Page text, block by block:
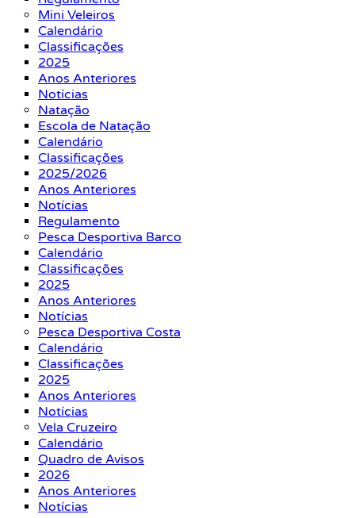
Mini Veleiros
Calendário
Classificações
2025
Anos Anteriores
Notícias
Natação
Escola de Natação
Calendário
Classificações
2025/2026
Anos Anteriores
Notícias
Regulamento
Pesca Desportiva Barco
Calendário
Classificações
2025
Anos Anteriores
Notícias
Pesca Desportiva Costa
Calendário
Classificações
2025
Anos Anteriores
Notícias
Vela Cruzeiro
Calendário
Quadro de Avisos
2026
Anos Anteriores
Notícias